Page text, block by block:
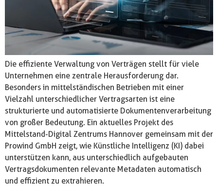
Die effiziente Verwaltung von Verträgen stellt für viele
Unternehmen eine zentrale Herausforderung dar.
Besonders in mittelständischen Betrieben mit einer
Vielzahl unterschiedlicher Vertragsarten ist eine
strukturierte und automatisierte Dokumentenverarbeitung
von großer Bedeutung. Ein aktuelles Projekt des
Mittelstand-Digital Zentrums Hannover gemeinsam mit der
Prowind GmbH zeigt, wie Künstliche Intelligenz (KI) dabei
unterstützen kann, aus unterschiedlich aufgebauten
Vertragsdokumenten relevante Metadaten automatisch
und effizient zu extrahieren.